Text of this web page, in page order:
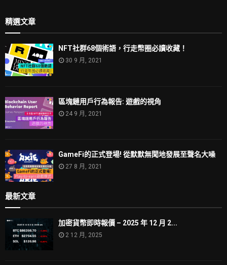
精選文章
NFT社群68個術語，行走幣圈必讀收藏！
30 9 月, 2021
區塊鏈用戶行為報告: 遊戲的視角
24 9 月, 2021
GameFi的正式登場! 從默默無聞地發展至聲名大噪
27 8 月, 2021
最新文章
加密貨幣即時報價 – 2025 年 12 月 2...
2 12 月, 2025